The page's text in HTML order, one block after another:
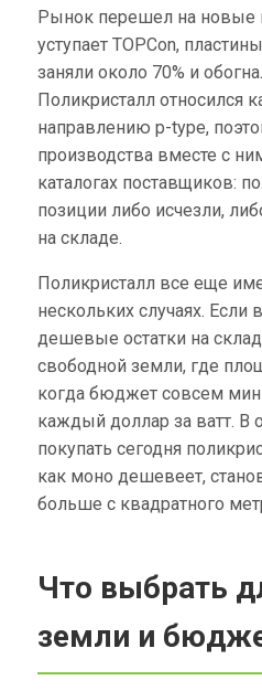
Рынок перешел на новые
уступает TOPCon,
заняли около 70% и
Поликристалл относился
направлению p-type,
производства вместе с
каталогах поставщиков:
позиции либо исчезли,
на складе.
Поликристалл все еще
нескольких случаях. Если
дешевые остатки на
свободной земли, где
когда бюджет совсем
каждый доллар за ватт. В
покупать сегодня
как моно дешевеет,
больше с квадратного
Что выбрать
земли и